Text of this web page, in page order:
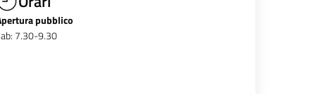
pubblico
7.30-9.30